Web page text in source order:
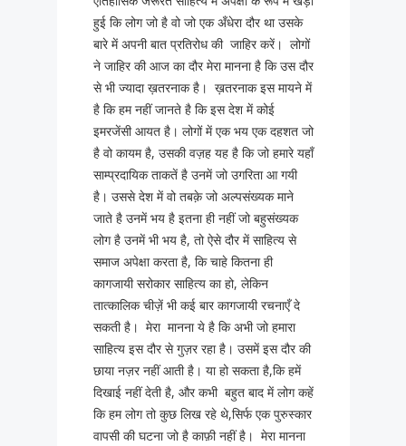
हुई कि लोग जो है वो जो एक अँधेरा दौर था उसके
बारे में अपनी बात प्रतिरोध की जाहिर करें। लोगों
ने जाहिर की आज का दौर मेरा मानना है कि उस दौर
से भी ज्यादा ख़तरनाक है। ख़तरनाक इस मायने में
है कि हम नहीं जानते है कि इस देश में कोई
इमरजेंसी आयत है। लोगों में एक भय एक दहशत जो
है वो कायम है, उसकी वज़ह यह है कि जो हमारे यहाँ
साम्प्रदायिक ताकतें है उनमें जो उगरिता आ गयी
है। उससे देश में वो तबक़े जो अल्पसंख्यक माने
जाते है उनमें भय है इतना ही नहीं जो बहुसंख्यक
लोग है उनमें भी भय है, तो ऐसे दौर में साहित्य से
समाज अपेक्षा करता है, कि चाहे कितना ही
कागजायी सरोकार साहित्य का हो, लेकिन
तात्कालिक चीज़ें भी कई बार कागजायी रचनाएँ दे
सकती है। मेरा मानना ये है कि अभी जो हमारा
साहित्य इस दौर से गुज़र रहा है। उसमें इस दौर की
छाया नज़र नहीं आती है। या हो सकता है,कि हमें
दिखाई नहीं देती है, और कभी बहुत बाद में लोग कहें
कि हम लोग तो कुछ लिख रहे थे,सिर्फ एक पुरुस्कार
वापसी की घटना जो है काफ़ी नहीं है। मेरा मानना